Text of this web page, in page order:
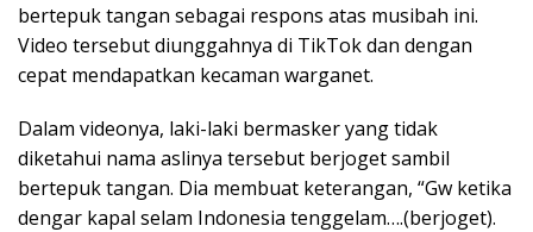
bertepuk tangan sebagai respons atas musibah ini.
Video tersebut diunggahnya di TikTok dan dengan
cepat mendapatkan kecaman warganet.
Dalam videonya, laki-laki bermasker yang tidak
diketahui nama aslinya tersebut berjoget sambil
bertepuk tangan. Dia membuat keterangan, “Gw ketika
dengar kapal selam Indonesia tenggelam….(berjoget).